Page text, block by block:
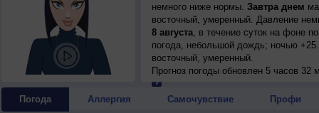
немного ниже нормы. Завтра днем
восточный, умеренный. Давление
8 августа, в течение суток на фоне
погода, небольшой дождь; ночью
восточный, умеренный.
9 августа, в течение суток на фоне
малооблачная погода, небольшой
+30..32°, ветер северный, умеренный.
Прогноз погоды обновлен 5 часов 32
Погода Аллергия Самочувствие Профи